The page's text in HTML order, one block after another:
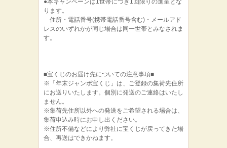
●本キャンペーンは1世帯につき1回限りの進呈とな
ります。
住所・電話番号(携帯電話番号含む)・メールアド
レスのいずれかが同じ場合は同一世帯とみなされま
す。
■宝くじのお届け先についての注意事項■
※「年末ジャンボ宝くじ」は、ご登録の集荷先住所
にお送りいたします。個別に発送のご連絡はいたし
ません。
※集荷先住所以外への発送をご希望される場合は、
集荷申込み時にお申し出ください。
※住所不備などにより弊社に宝くじが戻ってきた場
合、再送はできかねます。